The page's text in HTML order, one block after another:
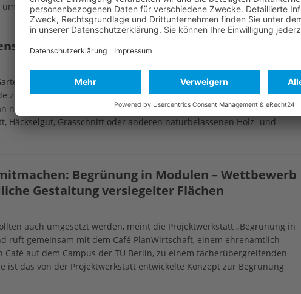
Haus ansammeln:
Gärtnern
zu betreiben ist nicht nur eine äußerst bequeme Angelegenheit,
zum natürlichen Umweltschutz und ein Ersatz für einen
nämlich die Erde auf ein erhöhtes Arbeitsniveau bringen kann, wird das
Häckselgut, Grasschnitt oder anderen naturbelassenen Holz- und
Begrünung in Modulen – Wettbewerb
Gestaltung versiegelter Flächen
auch umgesetzt werden, meint die Projektwerkstatt „Begrünung in
ruft gemeinsam mit dem Café PlanWirtschaft, einem ehrenamtlich
auf dem Campus der TU Berlin, zu einem fächerübergreifenden
ist das von der Projektwerkstatt entwickelte Konzept zur Begrünung